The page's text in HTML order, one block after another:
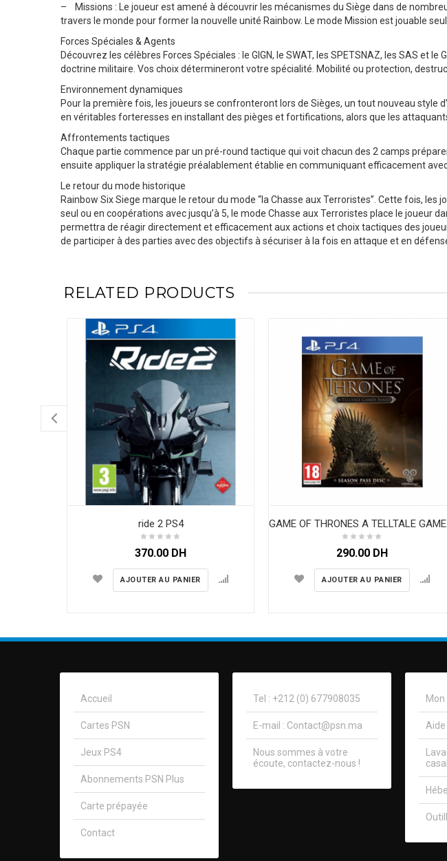
– Missions : Le joueur est amené à découvrir les mécanismes du Siège dans de
travers le monde pour former la nouvelle unité Rainbow. Le mode Mission est jouable
Forces Spéciales & Agents
Découvrez les célèbres Forces Spéciales : le GIGN, le SWAT, les SPETSNAZ, les SAS et
doctrine militaire. Vos choix détermineront votre spécialité. Mobilité ou protection,
Environnement dynamiques
Pour la première fois, les joueurs se confronteront lors de Sièges, un tout nouveau
en véritables forteresses en installant des pièges et fortifications, alors que les
Affrontements tactiques
Chaque partie commence par un pré-round tactique qui voit chacun des 2 camps
ensuite appliquer la stratégie préalablement établie en communiquant efficacement
Le retour du mode historique
Rainbow Six Siege marque le retour du mode “la Chasse aux Terroristes”. Cette fois,
seul ou en coopérations avec jusqu’à 5, le mode Chasse aux Terroristes place le
permettra de réagir directement et efficacement aux actions et choix tactiques des
de participer à des parties avec des objectifs à sécuriser à la fois en attaque et en
RELATED PRODUCTS
ride 2 PS4
370.00 DH
AJOUTER AU PANIER
290.00 DH
AJOUTER AU PANIER
Accueil
Cartes PSN
Jeux PS4
Abonnements PSN Plus
Carte prépayée
Contact
Tel : +212 (0) 677908035
E-mail : Contact@psn.ma
Nous sommes à votre
écoute, contactez-nous !​
Aide